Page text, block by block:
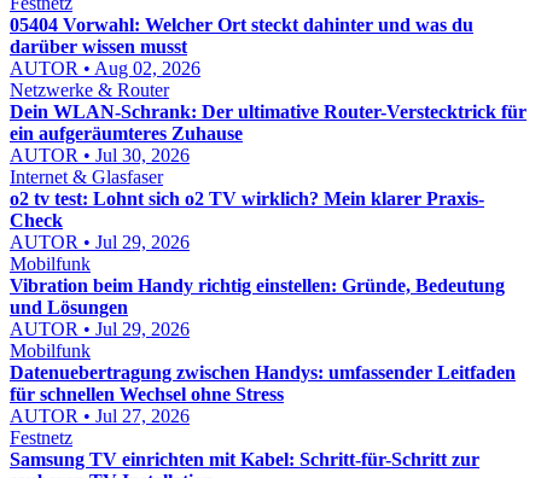
05404 Vorwahl: Welcher Ort steckt dahinter und was du
darüber wissen musst
AUTOR • Aug 02, 2026
Netzwerke & Router
Dein WLAN-Schrank: Der ultimative Router-Verstecktrick für
ein aufgeräumteres Zuhause
AUTOR • Jul 30, 2026
Internet & Glasfaser
o2 tv test: Lohnt sich o2 TV wirklich? Mein klarer Praxis-
Check
AUTOR • Jul 29, 2026
Mobilfunk
Vibration beim Handy richtig einstellen: Gründe, Bedeutung
und Lösungen
AUTOR • Jul 29, 2026
Mobilfunk
Datenuebertragung zwischen Handys: umfassender Leitfaden
für schnellen Wechsel ohne Stress
AUTOR • Jul 27, 2026
Festnetz
Samsung TV einrichten mit Kabel: Schritt-für-Schritt zur